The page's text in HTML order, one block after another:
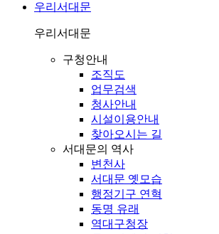
우리서대문
우리서대문
구청안내
조직도
업무검색
청사안내
시설이용안내
찾아오시는 길
서대문의 역사
변천사
서대문 옛모습
행정기구 연혁
동명 유래
역대구청장